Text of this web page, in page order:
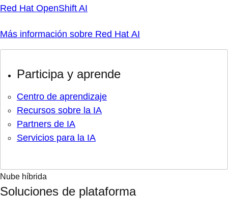
Red Hat OpenShift AI
Más información sobre Red Hat AI
Participa y aprende
Centro de aprendizaje
Recursos sobre la IA
Partners de IA
Servicios para la IA
Nube híbrida
Soluciones de plataforma